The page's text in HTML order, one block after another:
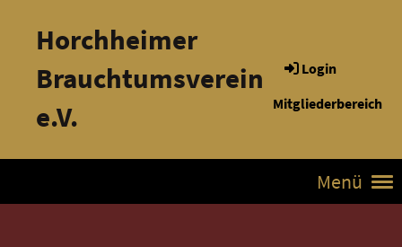
Horchheimer
Brauchtumsverein
e.V.
Login
Mitgliederbereich
Menü